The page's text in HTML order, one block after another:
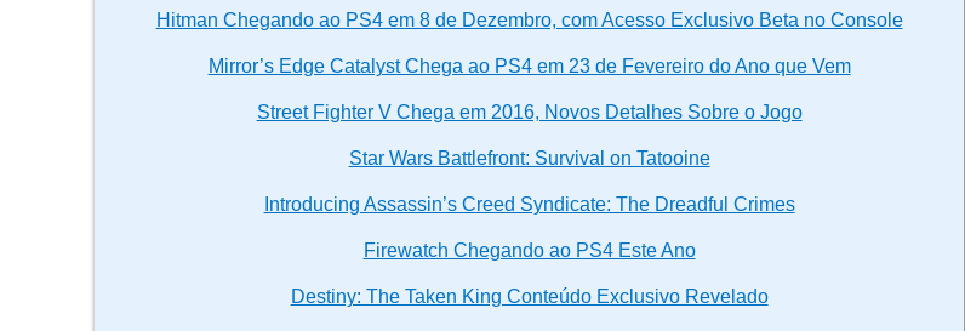
Hitman Chegando ao PS4 em 8 de Dezembro, com Acesso Exclusivo Beta no Console
Mirror’s Edge Catalyst Chega ao PS4 em 23 de Fevereiro do Ano que Vem
Street Fighter V Chega em 2016, Novos Detalhes Sobre o Jogo
Star Wars Battlefront: Survival on Tatooine
Introducing Assassin’s Creed Syndicate: The Dreadful Crimes
Firewatch Chegando ao PS4 Este Ano
Destiny: The Taken King Conteúdo Exclusivo Revelado